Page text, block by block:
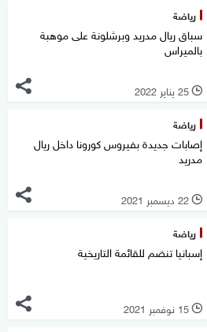
رياضة
سباق ريال مدريد وبرشلونة على موهبة
بالميراس
l 25 يناير 2022
رياضة
إصابات جديدة بفيروس كورونا داخل ريال
مدريد
l 22 ديسمبر 2021
رياضة
إسبانيا تنضم للقائمة التاريخية
l 15 نوفمبر 2021